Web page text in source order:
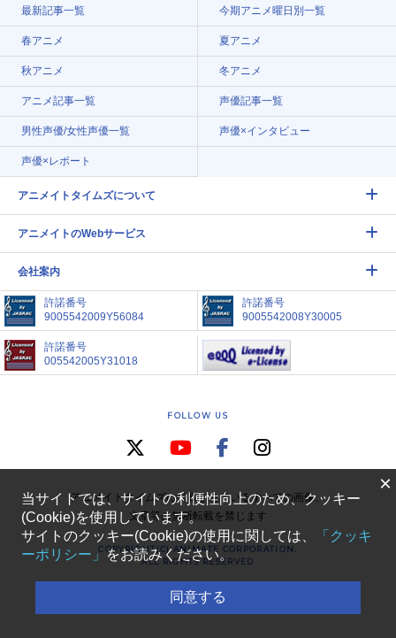
最新記事一覧 今期アニメ曜日別一覧
春アニメ 夏アニメ
秋アニメ 冬アニメ
アニメ記事一覧 声優記事一覧
男性声優/女性声優一覧 声優×インタビュー
声優×レポート
アニメイトタイムズについて
アニメイトのWebサービス
会社案内
許諾番号
9005542009Y56084
許諾番号
9005542008Y30005
許諾番号
005542005Y31018
FOLLOW US
アニメイトタイムズに掲載されているすべての画像、
文章等の無断転載を禁じます
COPYRIGHT(C) ANIMATE CORPORATION.
ALL RIGHTS RESERVED
×
当サイトでは、サイトの利便性向上のため、クッキー
(Cookie)を使用しています。
サイトのクッキー(Cookie)の使用に関しては、
「クッキ
ーポリシー」をお読みください。
同意する